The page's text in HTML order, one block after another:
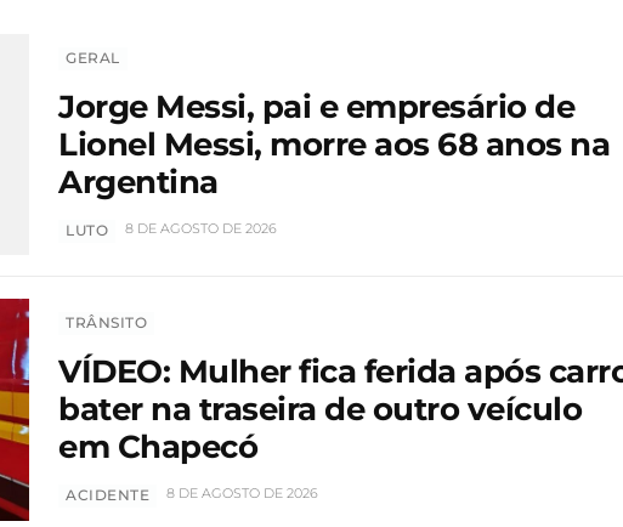
GERAL
Jorge Messi, pai e empresário de
Lionel Messi, morre aos 68 anos na
Argentina
LUTO 8 DE AGOSTO DE 2026
TRÂNSITO
VÍDEO: Mulher fica ferida após
bater na traseira de outro veículo
em Chapecó
ACIDENTE 8 DE AGOSTO DE 2026